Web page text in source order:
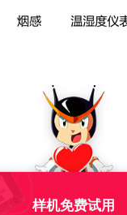
样机免费试用